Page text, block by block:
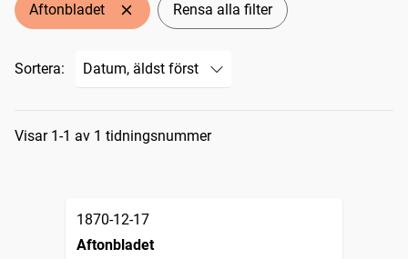
Aftonbladet Rensa alla filter
Sortera:
Sökresultat
Visar 1-1 av 1 tidningsnummer
1870-12-17
Aftonbladet